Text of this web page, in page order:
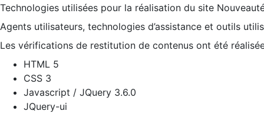
Technologies utilisées pour la réalisation du site
Agents utilisateurs, technologies d’assistance et outils
Les vérifications de restitution de contenus ont été
HTML 5
CSS 3
Javascript / JQuery 3.6.0
JQuery-ui